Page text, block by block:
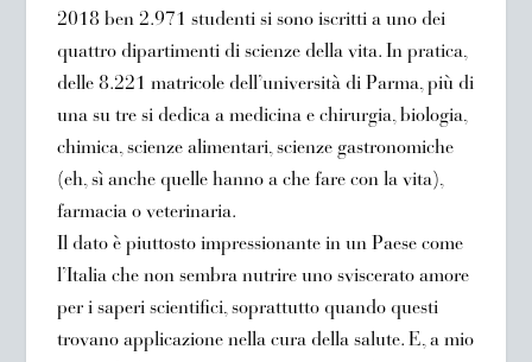
2018 ben 2.971 studenti si sono iscritti a uno dei
quattro dipartimenti di scienze della vita. In pratica,
delle 8.221 matricole dell’università di Parma, più di
una su tre si dedica a medicina e chirurgia, biologia,
chimica, scienze alimentari, scienze gastronomiche
(eh, sì anche quelle hanno a che fare con la vita),
farmacia o veterinaria.
Il dato è piuttosto impressionante in un Paese come
l’Italia che non sembra nutrire uno sviscerato amore
per i saperi scientifici, soprattutto quando questi
trovano applicazione nella cura della salute. E, a mio